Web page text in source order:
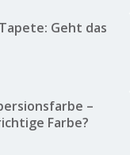
Geht das
–
Farbe?